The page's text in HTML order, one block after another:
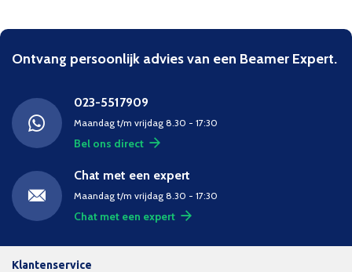
Ontvang persoonlijk advies van een Beamer Expert.
023-5517909
Maandag t/m vrijdag 8.30 - 17:30
Bel ons direct
Chat met een expert
Maandag t/m vrijdag 8.30 - 17:30
Chat met een expert
Klantenservice